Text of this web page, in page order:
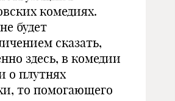
комедиях.
будет
сказать,
здесь, в комедии
о плутнях
то помогающего